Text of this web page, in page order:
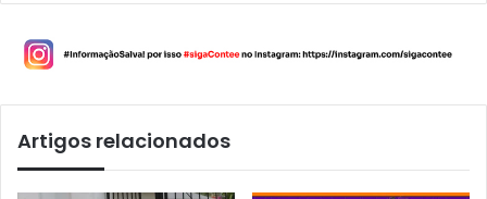
Artigos relacionados